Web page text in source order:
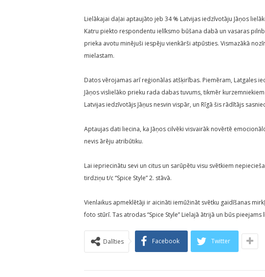
Lielākajai daļai aptaujāto jeb 34 % Latvijas iedzīvotāju Jāņos
Katru piekto respondentu ielīksmo būšana dabā un vasaras
prieka avotu minējuši iespēju vienkārši atpūsties. Vismazākā
mielastam.
Datos vērojamas arī reģionālas atšķirības. Piemēram, Latgales
Jāņos vislielāko prieku rada dabas tuvums, tikmēr
Latvijas iedzīvotājs Jāņus nesvin vispār, un Rīgā šis rādītājs
Aptaujas dati liecina, ka Jāņos cilvēki visvairāk novērtē
nevis ārēju atribūtiku.
Lai iepriecinātu sevi un citus un sarūpētu visu svētkiem
tirdziņu t/c “Spice Style” 2. stāvā.
Vienlaikus apmeklētāji ir aicināti iemūžināt svētku gaidīšanas
foto stūrī. Tas atrodas “Spice Style” Lielajā ātrijā un būs
Dalīties Facebook Twitter